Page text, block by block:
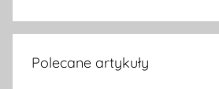
Polecane artykuły